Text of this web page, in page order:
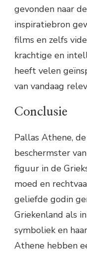
gevonden naar
inspiratiebron
films en zelfs
krachtige en
heeft velen
van vandaag
Conclusie
Pallas Athene,
beschermster
figuur in de
moed en
geliefde godin
Griekenland als
symboliek en
Athene hebben